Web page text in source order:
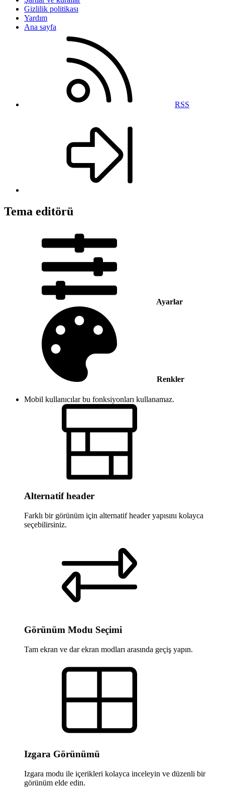
Gizlilik politikası
Yardım
Ana sayfa
RSS
Tema editörü
Ayarlar
Renkler
Mobil kullanıcılar bu fonksiyonları kullanamaz.
Alternatif header
Farklı bir görünüm için alternatif header yapısını kolayca
seçebilirsiniz.
Görünüm Modu Seçimi
Tam ekran ve dar ekran modları arasında geçiş yapın.
Izgara Görünümü
Izgara modu ile içerikleri kolayca inceleyin ve düzenli bir
görünüm elde edin.